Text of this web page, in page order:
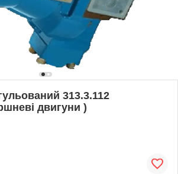
313.3.112
двигуни )